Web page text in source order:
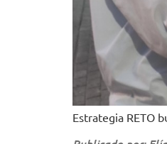
Estrategia RETO